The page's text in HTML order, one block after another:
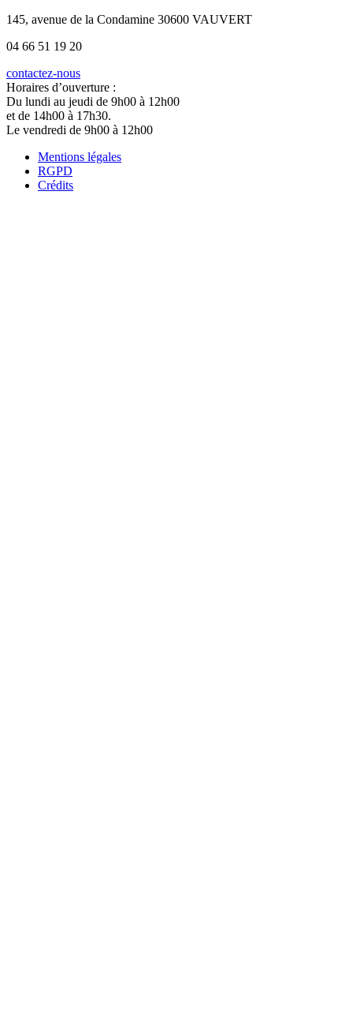
145, avenue de la Condamine 30600 VAUVERT
04 66 51 19 20
contactez-nous
Horaires d’ouverture :
Du lundi au jeudi de 9h00 à 12h00
et de 14h00 à 17h30.
Le vendredi de 9h00 à 12h00
Mentions légales
RGPD
Crédits